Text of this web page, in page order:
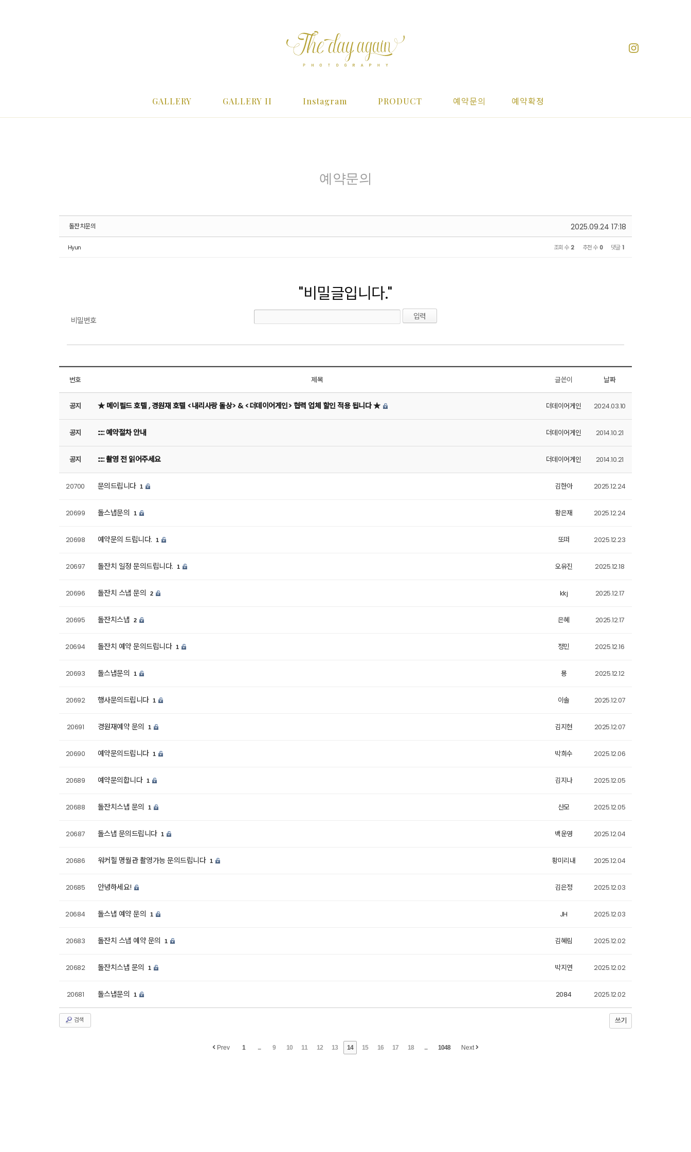
GALLERY GALLERY II Instagram PRODUCT 예약문의 예약확정
예약문의
2025.09.24 17:18
돌잔치문의
Hyun 조회 수 2 추천 수0 댓글 1
"비밀글입니다."
비밀번호
번호 제목 글쓴이 날짜
공지 ★ 메이필드 호텔 , 경원재 호텔 <내리사랑 돌상> & <더데이어게인> 협력 업체 할인 적용 됩니다 ★ 더데이어게인 2024.03.10
공지 ::::: 예약절차 안내 더데이어게인 2014.10.21
공지 ::::: 촬영 전 읽어주세요 더데이어게인 2014.10.21
20700 문의드립니다 1 김한아 2025.12.24
20699 돌스냅문의 1 황은재 2025.12.24
20698 예약문의 드립니다. 1 또떠 2025.12.23
20697 돌잔치 일정 문의드립니다. 1 오유진 2025.12.18
20696 돌잔치 스냅 문의 2 kkj 2025.12.17
20695 돌잔치스냅 2 은혜 2025.12.17
20694 돌잔치 예약 문의드립니다 1 정민 2025.12.16
20693 돌스냅문의 1 묭 2025.12.12
20692 행사문의드립니다 1 이솔 2025.12.07
20691 경원재예약 문의 1 김지현 2025.12.07
20690 예약문의드립니다 1 박희수 2025.12.06
20689 예약문의합니다 1 김지나 2025.12.05
20688 돌잔치스냅 문의 1 산모 2025.12.05
20687 돌스냅 문의드립니다 1 백운영 2025.12.04
20686 워커힐 명월관 촬영가능 문의드립니다 1 황미리내 2025.12.04
20685 안녕하세요! 김은정 2025.12.03
20684 돌스냅 예약 문의 1 JH 2025.12.03
20683 돌잔치 스냅 예약 문의 1 김혜림 2025.12.02
20682 돌잔치스냅 문의 1 박지연 2025.12.02
20681 돌스냅문의 1 2084 2025.12.02
검색 쓰기
Prev 1 ... 9 10 11 12 13 14 15 16 17 18 ... 1048 Next